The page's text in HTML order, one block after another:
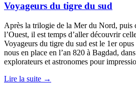
Voyageurs du tigre du sud
Après la trilogie de la Mer du Nord, puis
l’Ouest, il est temps d’aller découvrir
Voyageurs du tigre du sud est le 1er
nous en place en l’an 820 à Bagdad,
explorateurs et astronomes pour
Lire la suite →